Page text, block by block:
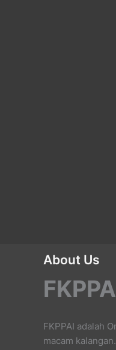
About Us
FKPPAI adalah
macam